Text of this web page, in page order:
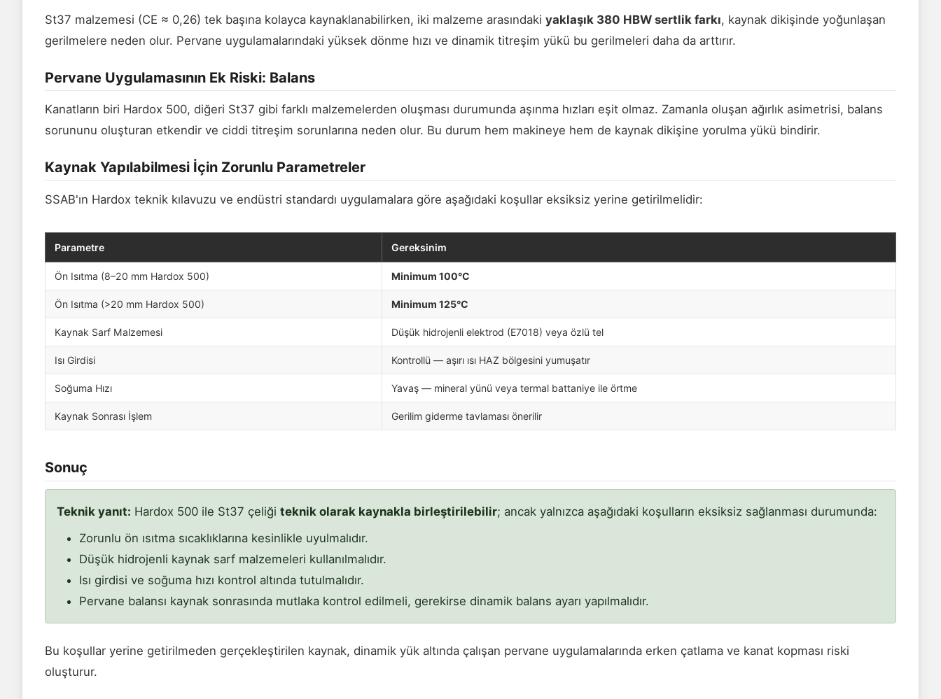
St37 malzemesi (CE ≈ 0,26) tek başına kolayca kaynaklanabilirken, iki malzeme arasındaki yaklaşık 380 HBW sertlik farkı, kaynak dikişinde yoğunlaşan
gerilmelere neden olur. Pervane uygulamalarındaki yüksek dönme hızı ve dinamik titreşim yükü bu gerilmeleri daha da arttırır.
Pervane Uygulamasının Ek Riski: Balans
Kanatların biri Hardox 500, diğeri St37 gibi farklı malzemelerden oluşması durumunda aşınma hızları eşit olmaz. Zamanla oluşan ağırlık asimetrisi, balans
sorununu oluşturan etkendir ve ciddi titreşim sorunlarına neden olur. Bu durum hem makineye hem de kaynak dikişine yorulma yükü bindirir.
Kaynak Yapılabilmesi İçin Zorunlu Parametreler
SSAB'ın Hardox teknik kılavuzu ve endüstri standardı uygulamalara göre aşağıdaki koşullar eksiksiz yerine getirilmelidir:
Parametre Gereksinim
Ön Isıtma (8–20 mm Hardox 500) Minimum 100°C
Ön Isıtma (>20 mm Hardox 500) Minimum 125°C
Kaynak Sarf Malzemesi Düşük hidrojenli elektrod (E7018) veya özlü tel
Isı Girdisi Kontrollü — aşırı ısı HAZ bölgesini yumuşatır
Soğuma Hızı Yavaş — mineral yünü veya termal battaniye ile örtme
Kaynak Sonrası İşlem Gerilim giderme tavlaması önerilir
Sonuç
Teknik yanıt: Hardox 500 ile St37 çeliği teknik olarak kaynakla birleştirilebilir; ancak yalnızca aşağıdaki koşulların eksiksiz sağlanması durumunda:
Zorunlu ön ısıtma sıcaklıklarına kesinlikle uyulmalıdır.
Düşük hidrojenli kaynak sarf malzemeleri kullanılmalıdır.
Isı girdisi ve soğuma hızı kontrol altında tutulmalıdır.
Pervane balansı kaynak sonrasında mutlaka kontrol edilmeli, gerekirse dinamik balans ayarı yapılmalıdır.
Bu koşullar yerine getirilmeden gerçekleştirilen kaynak, dinamik yük altında çalışan pervane uygulamalarında erken çatlama ve kanat kopması riski
oluşturur.